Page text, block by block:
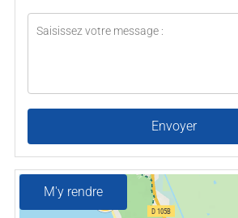
Envoyer
M'y rendre